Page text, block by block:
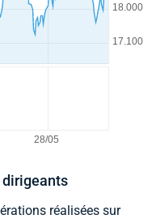
réalisées sur